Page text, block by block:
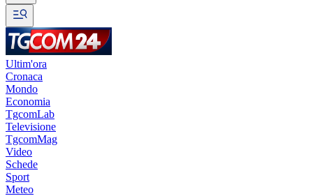
Ultim'ora
Cronaca
Mondo
Economia
TgcomLab
Televisione
TgcomMag
Video
Schede
Sport
Meteo